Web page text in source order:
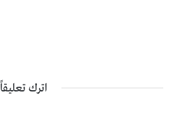
اترك تعليقاً